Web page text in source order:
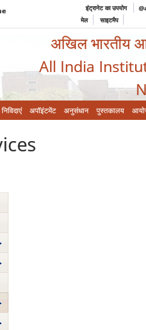
इंट्रानेट का उपयोग
मेल
साइटमैप
अखिल भारतीय
All India
निविदाएं अपॉइंटमेंट अनुसंधान पुस्तकालय